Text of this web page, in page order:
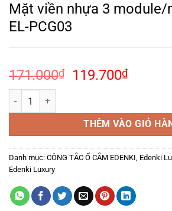
Mặt viền nhựa 3 module/
EL-PCG03
171.000₫
Giá
171.000₫.
119.700₫Giá
là:
Mặt viền nhựa 3 module/màu vàng – EL-
THÊM VÀO GIỎ
Danh mục: CÔNG TẮC Ổ CẮM EDENKI, Edenki
Edenki Luxury